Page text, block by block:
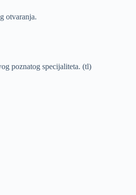
otvaranja.
poznatog specijaliteta. (tl)